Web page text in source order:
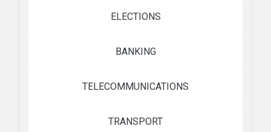
ELECTIONS
BANKING
TELECOMMUNICATIONS
TRANSPORT